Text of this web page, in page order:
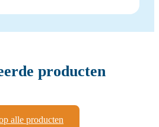
producten
alle producten